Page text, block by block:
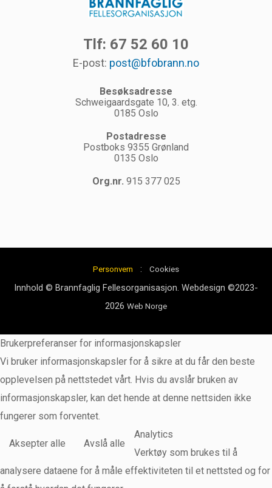
Tlf: 67 52 60 10
E-post: post@bfobrann.no
Besøksadresse
Schweigaardsgate 10, 3. etg.
0185 Oslo
Postadresse
Postboks 9355 Grønland
0135 Oslo
Org.nr. 915 377 025
Personvern : Cookies
Innhold © Brannfaglig Fellesorganisasjon. Webdesign ©2023-
2026 Web Norge
Brukerpreferanser for informasjonskapsler
Vi bruker informasjonskapsler for å sikre at du får den beste
opplevelsen på nettstedet vårt. Hvis du avslår bruken av
informasjonskapsler, kan det hende at denne nettsiden ikke
fungerer som forventet.
Aksepter alle Avslå alle
Analytics
Verktøy som brukes til å
analysere dataene for å måle effektiviteten til et nettsted og for